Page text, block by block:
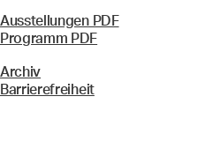
Ausstellungen PDF
Programm PDF
Archiv
Barrierefreiheit